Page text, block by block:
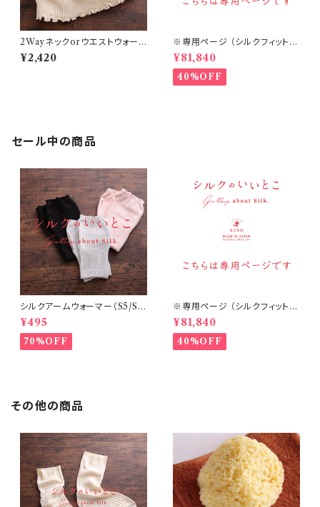
2Wayネックorウエストウォーマ
ー（S18）
¥2,420
※専用ページ （シルクフィット腹
¥81,840
40%OFF
セール中の商品
シルクアームウォーマー（S5/S
6/S7）
¥495
70%OFF
※専用ページ （シルクフィット腹
¥81,840
40%OFF
その他の商品